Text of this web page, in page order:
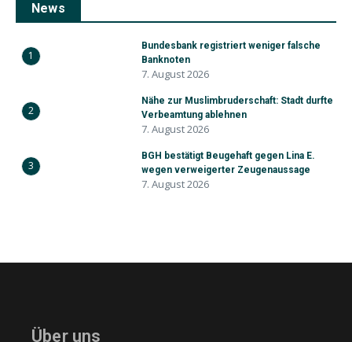
News
1
Bundesbank registriert weniger falsche
Banknoten
7. August 2026
2
Nähe zur Muslimbruderschaft: Stadt durfte
Verbeamtung ablehnen
7. August 2026
3
BGH bestätigt Beugehaft gegen Lina E.
wegen verweigerter Zeugenaussage
7. August 2026
Über uns